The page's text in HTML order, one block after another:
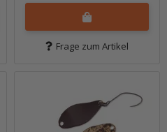
Frage zum Artikel